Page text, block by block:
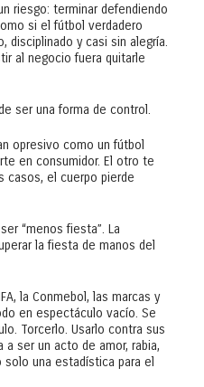
riesgo: terminar defendiendo
si el fútbol verdadero
disciplinado y casi sin alegría.
al negocio fuera quitarle
ser una forma de control.
opresivo como un fútbol
en consumidor. El otro te
casos, el cuerpo pierde
“menos fiesta”. La
la fiesta de manos del
la Conmebol, las marcas y
en espectáculo vacío. Se
Torcerlo. Usarlo contra sus
ser un acto de amor, rabia,
solo una estadística para el